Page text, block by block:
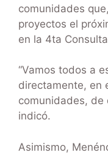
comunidades
proyectos el
en la 4ta
“Vamos todos a
directamente, en
comunidades, de
indicó.
Asimismo,